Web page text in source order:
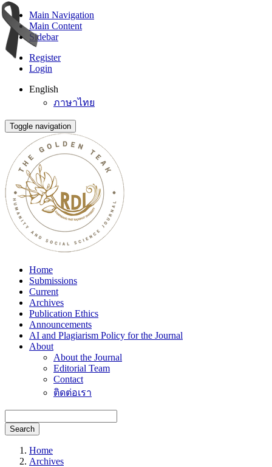
Main Navigation
Main Content
Sidebar
Register
Login
English
ภาษาไทย
Toggle navigation
Home
Submissions
Current
Archives
Publication Ethics
Announcements
AI and Plagiarism Policy for the Journal
About
About the Journal
Editorial Team
Contact
ติดต่อเรา
Search
Home
Archives